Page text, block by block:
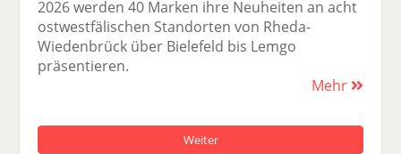
2026 werden 40 Marken ihre Neuheiten an acht
ostwestfälischen Standorten von Rheda-
Wiedenbrück über Bielefeld bis Lemgo
präsentieren.
Mehr
Weiter